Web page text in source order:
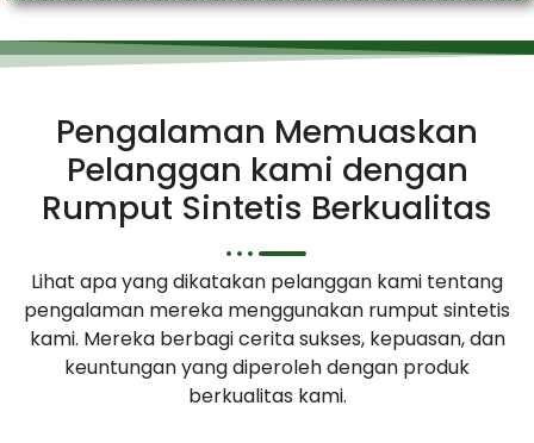
Pengalaman Memuaskan
Pelanggan kami dengan
Rumput Sintetis Berkualitas
Lihat apa yang dikatakan pelanggan kami tentang
pengalaman mereka menggunakan rumput sintetis
kami. Mereka berbagi cerita sukses, kepuasan, dan
keuntungan yang diperoleh dengan produk
berkualitas kami.